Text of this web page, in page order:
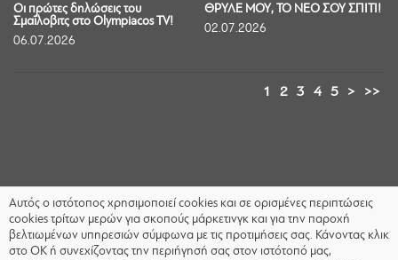
Οι πρώτες δηλώσεις του
Σμαΐλοβιτς στο Olympiacos TV!
06.07.2026
ΘΡΥΛΕ ΜΟΥ, ΤΟ ΝΕΟ ΣΟΥ ΣΠΙΤΙ!
02.07.2026
1 2 3 4 5 > >>
Αυτός ο ιστότοπος χρησιμοποιεί cookies και σε ορισμένες περιπτώσεις
cookies τρίτων μερών για σκοπούς μάρκετινγκ και για την παροχή
βελτιωμένων υπηρεσιών σύμφωνα με τις προτιμήσεις σας. Κάνοντας κλικ
στο OK ή συνεχίζοντας την περιήγησή σας στον ιστότοπό μας,